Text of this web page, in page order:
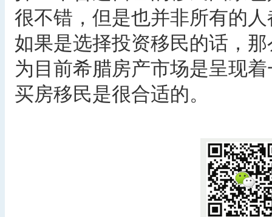
很不错，但是也并非所有的
如果是选择投资移民的话，
为目前希腊房产市场是呈现
买房移民是很合适的。